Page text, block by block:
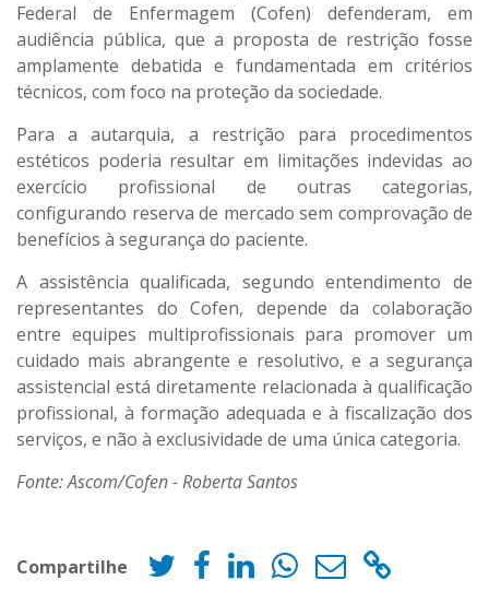
Federal de Enfermagem (Cofen) defenderam, em
audiência pública, que a proposta de restrição fosse
amplamente debatida e fundamentada em critérios
técnicos, com foco na proteção da sociedade.
Para a autarquia, a restrição para procedimentos
estéticos poderia resultar em limitações indevidas ao
exercício profissional de outras categorias,
configurando reserva de mercado sem comprovação de
benefícios à segurança do paciente.
A assistência qualificada, segundo entendimento de
representantes do Cofen, depende da colaboração
entre equipes multiprofissionais para promover um
cuidado mais abrangente e resolutivo, e a segurança
assistencial está diretamente relacionada à qualificação
profissional, à formação adequada e à fiscalização dos
serviços, e não à exclusividade de uma única categoria.
Fonte: Ascom/Cofen - Roberta Santos
Compartilhe